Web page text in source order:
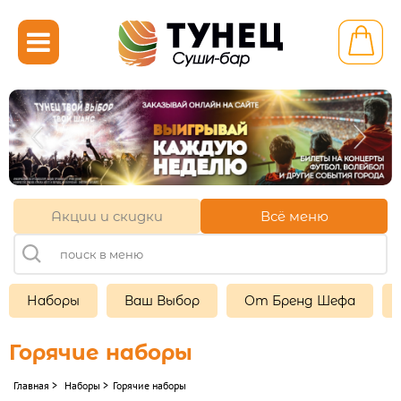
Светлый ул.
Калининградская 2
+7 (921) 710-32-23
+7 (4012) 52-32-23
11:00-22:00
Другой ресторан
Личный кабинет
Франшиза

Акции и скидки Всё меню
Наборы Ваш Выбор От Бренд Шефа
Горячие наборы
Главная > Наборы > Горячие наборы